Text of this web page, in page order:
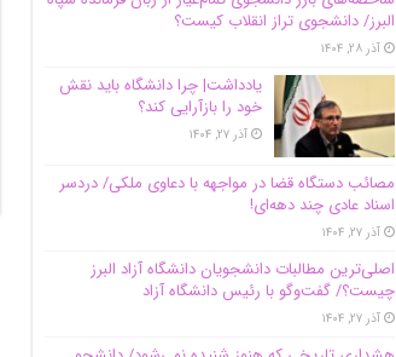
البرز/ دانشجوی تراز انقلاب کیست؟
آذر ۲۸, ۱۴۰۴
یادداشت| چرا دانشگاه باید نقش
خود را بازآرایی کند؟
آذر ۲۷, ۱۴۰۴
مصائب دستگاه قضا در مواجهه با دعاوی ملکی/ دردسر
اسناد عادی چند‌ دهه‌ای!
آذر ۲۷, ۱۴۰۴
اصلی‌ترین مطالبات دانشجویان دانشگاه آزاد البرز
چیست؟/ گفت‌وگو با رئیس دانشگاه آز‌اد
آذر ۲۷, ۱۴۰۴